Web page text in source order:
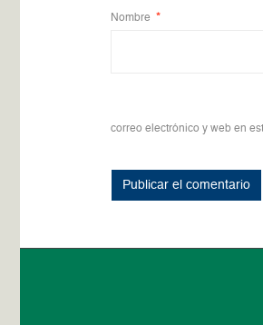
Nombre *
correo electrónico y web en